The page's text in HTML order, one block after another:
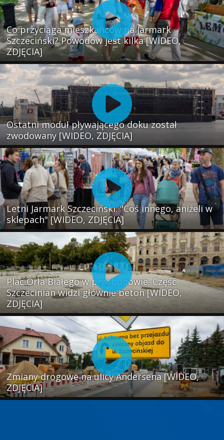
Co przyciąga mieszkańców na Jarmark
Szczeciński? Powodów jest kilka [WIDEO,
ZDJĘCIA]
Ostatni moduł pływającego doku został
zwodowany [WIDEO, ZDJĘCIA]
Letni Jarmark Szczeciński. "Coś innego, aniżeli w
sklepach" [WIDEO, ZDJĘCIA]
Plac Orła Białego w przebudowie. Część
Szczecinian widzi głównie beton [WIDEO,
ZDJĘCIA]
Zmiany drogowe na ulicy Andersena [WIDEO,
ZDJĘCIA]